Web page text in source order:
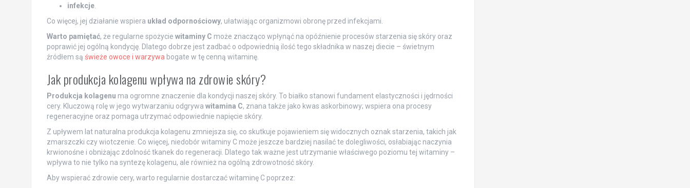
infekcje.
Co więcej, jej działanie wspiera układ odpornościowy, ułatwiając organizmowi obronę przed infekcjami.
Warto pamiętać, że regularne spożycie witaminy C może znacząco wpłynąć na opóźnienie procesów starzenia się skóry oraz
poprawić jej ogólną kondycję. Dlatego dobrze jest zadbać o odpowiednią ilość tego składnika w naszej diecie – świetnym
źródłem są świeże owoce i warzywa bogate w tę cenną witaminę.
Jak produkcja kolagenu wpływa na zdrowie skóry?
Produkcja kolagenu ma ogromne znaczenie dla kondycji naszej skóry. To białko stanowi fundament elastyczności i jędrności
cery. Kluczową rolę w jego wytwarzaniu odgrywa witamina C, znana także jako kwas askorbinowy; wspiera ona procesy
regeneracyjne oraz pomaga utrzymać odpowiednie napięcie skóry.
Z upływem lat naturalna produkcja kolagenu zmniejsza się, co skutkuje pojawieniem się widocznych oznak starzenia, takich jak
zmarszczki czy wiotczenie. Co więcej, niedobór witaminy C może jeszcze bardziej nasilać te dolegliwości, osłabiając naczynia
krwionośne i obniżając zdolność tkanek do regeneracji. Dlatego tak ważne jest utrzymanie właściwego poziomu tej witaminy –
wpływa to nie tylko na syntezę kolagenu, ale również na ogólną zdrowotność skóry.
Aby wspierać zdrowie cery, warto regularnie dostarczać witaminę C poprzez: